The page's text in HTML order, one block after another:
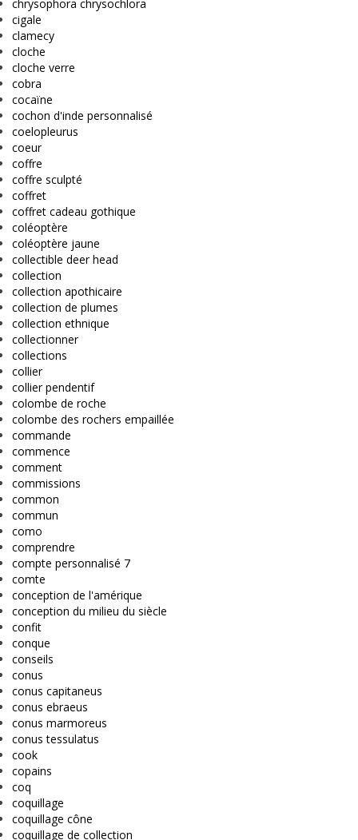
chrysophora chrysochlora
cigale
clamecy
cloche
cloche verre
cobra
cocaïne
cochon d'inde personnalisé
coelopleurus
coeur
coffre
coffre sculpté
coffret
coffret cadeau gothique
coléoptère
coléoptère jaune
collectible deer head
collection
collection apothicaire
collection de plumes
collection ethnique
collectionner
collections
collier
collier pendentif
colombe de roche
colombe des rochers empaillée
commande
commence
comment
commissions
common
commun
como
comprendre
compte personnalisé 7
comte
conception de l'amérique
conception du milieu du siècle
confit
conque
conseils
conus
conus capitaneus
conus ebraeus
conus marmoreus
conus tessulatus
cook
copains
coq
coquillage
coquillage cône
coquillage de collection